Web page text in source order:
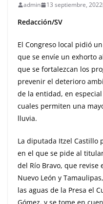
admin 13 septiembre, 2022
Redacción/SV
El Congreso local pidió
que se envíe un exhorto
que se fortalezcan los
prevenir el deterioro
de la entidad, en
cuales permiten una
lluvia.
La diputada Itzel Castillo
en el que se pide al
del Río Bravo, que
Nuevo León y
las aguas de la Presa el